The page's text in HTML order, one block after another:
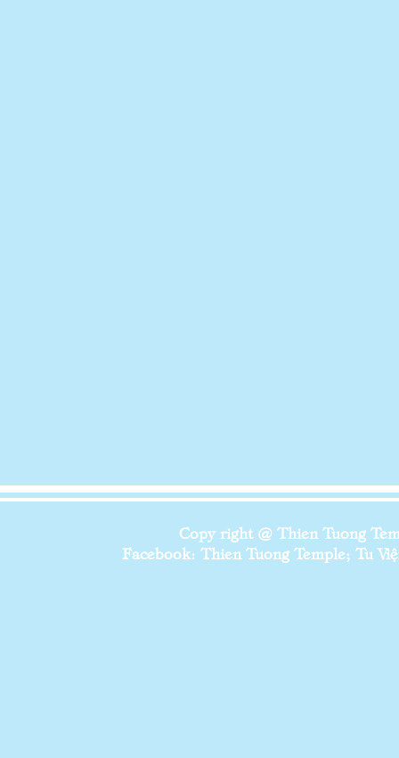
Copy right @ Thien Tuong
Facebook: Thien Tuong Temple; Tu